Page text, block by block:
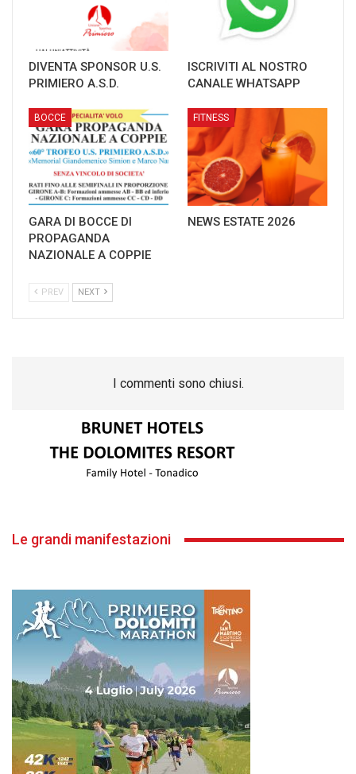
DIVENTA SPONSOR U.S.
PRIMIERO A.S.D.
ISCRIVITI AL NOSTRO
CANALE WHATSAPP
BOCCE
GARA DI BOCCE DI
PROPAGANDA
NAZIONALE A COPPIE
FITNESS
NEWS ESTATE 2026
PREV NEXT
I commenti sono chiusi.
Le grandi manifestazioni